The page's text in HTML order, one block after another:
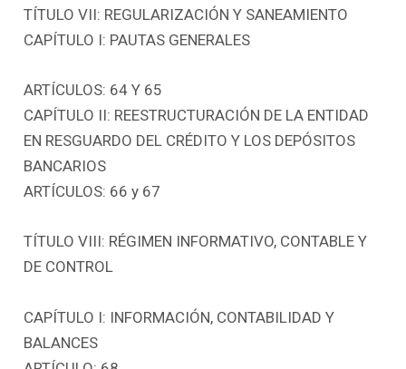
TÍTULO VII: REGULARIZACIÓN Y SANEAMIENTO
CAPÍTULO I: PAUTAS GENERALES
ARTÍCULOS: 64 Y 65
CAPÍTULO II: REESTRUCTURACIÓN DE LA ENTIDAD
EN RESGUARDO DEL CRÉDITO Y LOS DEPÓSITOS
BANCARIOS
ARTÍCULOS: 66 y 67
TÍTULO VIII: RÉGIMEN INFORMATIVO, CONTABLE Y
DE CONTROL
CAPÍTULO I: INFORMACIÓN, CONTABILIDAD Y
BALANCES